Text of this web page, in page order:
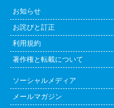
お知らせ
お詫びと訂正
利用規約
著作権と転載について
ソーシャルメディア
メールマガジン